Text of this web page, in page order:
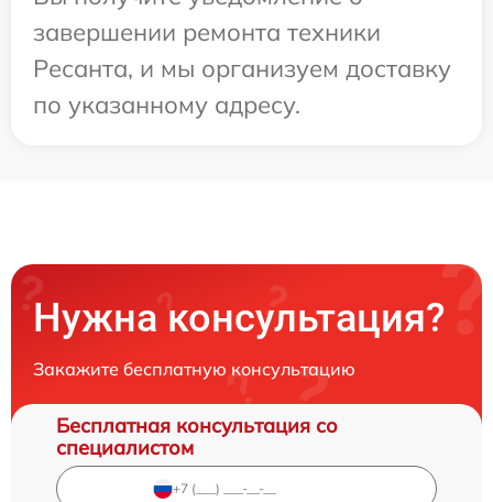
завершении ремонта техники
Ресанта, и мы организуем доставку
по указанному адресу.
Нужна консультация?
Закажите бесплатную консультацию
Бесплатная консультация со
специалистом